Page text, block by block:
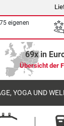
eigenen
69x in
Übersicht der
YOGA UND